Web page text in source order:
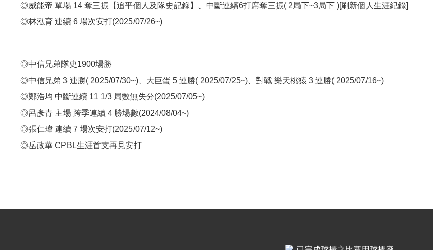
◎威能帝 單場 14 奪三振【追平個人及隊史記錄】、中斷連續6打席奪三振( 2局下~3局下 )[刷新個人生涯紀錄]
◎林泓育 連續 6 場次安打(2025/07/26~)
◎中信兄弟隊史1900場勝
◎中信兄弟 3 連勝( 2025/07/30~)、大巨蛋 5 連勝( 2025/07/25~)、對戰 樂天桃猿 3 連勝( 2025/07/16~)
◎鄭浩均 中斷連續 11 1/3 局數無失分(2025/07/05~)
◎呂彥青 主場 跨季連續 4 勝場數(2024/08/04~)
◎張仁瑋 連續 7 場次安打(2025/07/12~)
◎岳政華 CPBL生涯首支再見安打